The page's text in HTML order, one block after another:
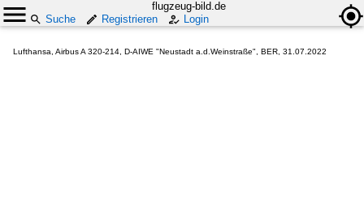
flugzeug-bild.de
Suche
Registrieren Login
Lufthansa, Airbus A 320-214, D-AIWE "Neustadt a.d.Weinstraße", BER, 31.07.2022